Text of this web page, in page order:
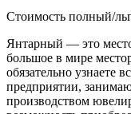
Стоимость полный/
Янтарный — это
большое в мире
обязательно узнаете
предприятии,
производством